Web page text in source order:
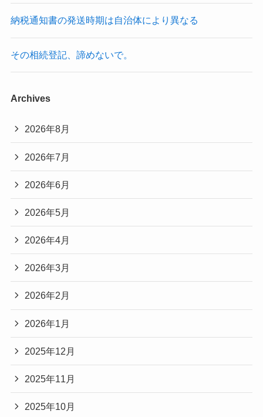
納税通知書の発送時期は自治体により異なる
その相続登記、諦めないで。
Archives
2026年8月
2026年7月
2026年6月
2026年5月
2026年4月
2026年3月
2026年2月
2026年1月
2025年12月
2025年11月
2025年10月